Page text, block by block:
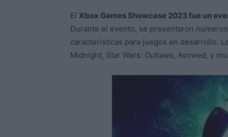
El Xbox Games Showcase 2023 fue un
Durante el evento, se presentaron
características para juegos en desarrollo.
Midnight, Star Wars: Outlaws, Avowed, y